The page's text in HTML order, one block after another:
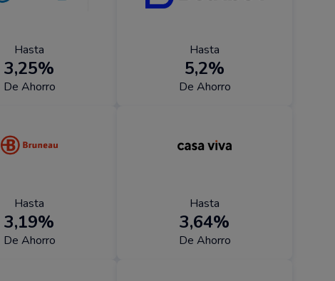
Hasta
3,25%
De Ahorro
Hasta
5,2%
De Ahorro
Hasta
3,19%
De Ahorro
Hasta
3,64%
De Ahorro